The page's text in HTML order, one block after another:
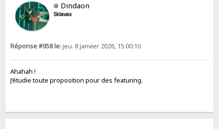
Dindaon
Sklavax
Réponse #958 le:jeu. 8 janvier 2026, 15:00:10
Ahahah !
J’étudie toute proposition pour des featuring.